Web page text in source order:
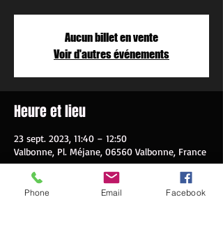
Aucun billet en vente
Voir d'autres événements
Heure et lieu
23 sept. 2023, 11:40 – 12:50
Valbonne, Pl. Méjane, 06560 Valbonne, France
À propos de l'événement
Phone Email Facebook